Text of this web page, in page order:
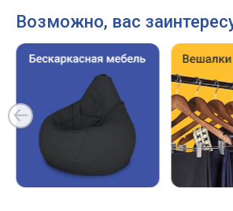
Возможно, вас